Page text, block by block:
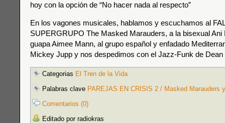
hoy con la opción de “No hacer nada al respecto”
En los vagones musicales, hablamos y escuchamos al
SUPERGRUPO The Masked Marauders, a la bisexual Ani
guapa Aimee Mann, al grupo español y enfadado
Mickey Jupp y nos despedimos con el Jazz-Funk de Dean
Categorias El Tren de la Vida
Palabras clave PAREJAS EN CRISIS 2 / Masked Marauders
Comentarios (0)
Editado por radiokras